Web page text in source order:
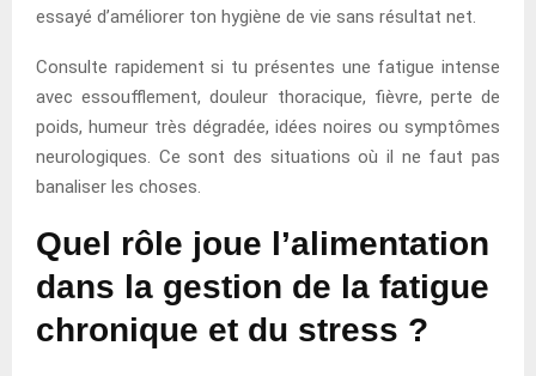
essayé d’améliorer ton hygiène de vie sans résultat net.
Consulte rapidement si tu présentes une fatigue intense
avec essoufflement, douleur thoracique, fièvre, perte de
poids, humeur très dégradée, idées noires ou symptômes
neurologiques. Ce sont des situations où il ne faut pas
banaliser les choses.
Quel rôle joue l’alimentation
dans la gestion de la fatigue
chronique et du stress ?